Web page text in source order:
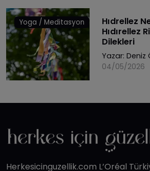
Yoga / Meditasyon
Hıdrellez
Hıdırellez
Dilekleri
Yazar: Deniz
04/05/2026
Herkesicinguzellik.com L’Oréal